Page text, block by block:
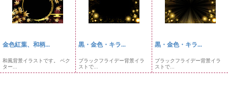
金色紅葉、和柄...
和風背景イラストです。 ベク
ター...
黒・金色・キラ...
ブラックフライデー背景イラ
ストで...
黒・金色・キラ...
ブラックフライデー背景イラ
ストで...